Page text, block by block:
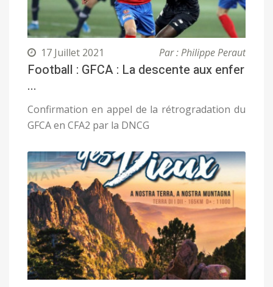
17 Juillet 2021 Par : Philippe Peraut
Football : GFCA : La descente aux enfer
...
Confirmation en appel de la rétrogradation du
GFCA en CFA2 par la DNCG